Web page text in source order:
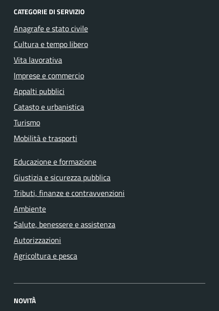
CATEGORIE DI SERVIZIO
Anagrafe e stato civile
Cultura e tempo libero
Vita lavorativa
Imprese e commercio
Appalti pubblici
Catasto e urbanistica
Turismo
Mobilità e trasporti
Educazione e formazione
Giustizia e sicurezza pubblica
Tributi, finanze e contravvenzioni
Ambiente
Salute, benessere e assistenza
Autorizzazioni
Agricoltura e pesca
NOVITÀ